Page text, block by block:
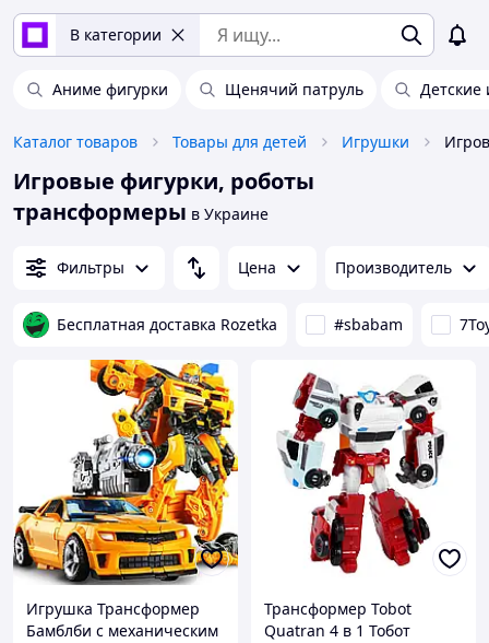
В категории
Аниме фигурки Щенячий патруль Детские
Каталог товаров Товары для детей Игрушки
Игровые фигурки, роботы
трансформеры в Украине
Фильтры Цена Производитель
Бесплатная доставка Rozetka #sbabam
Игрушка Трансформер
Бамблби с механическим
Трансформер Tobot
Quatran 4 в 1 Тобот